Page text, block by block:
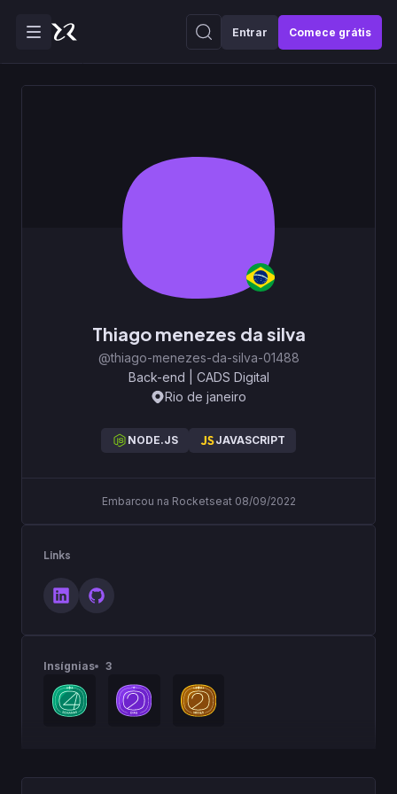
Entrar Comece grátis
Thiago menezes da silva
@thiago-menezes-da-silva-01488
Back-end
CADS Digital
Rio de janeiro
NODE.JS JAVASCRIPT
Embarcou na Rocketseat 08/09/2022
Links
Insígnias 3